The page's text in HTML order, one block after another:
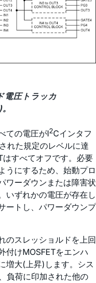
電圧トラッカ
ての電圧がI2Cインタフ
れた規定のレベルに達
すべてオフです。必要
うにするため、始動プロ
ワーダウンまたは障害状
いずれかの電圧が存在し
ートし、パワーダウンプ
のスレッショルドを上回
付けMOSFETをエンハ
増大(上昇)します。シス
負荷に印加された他の